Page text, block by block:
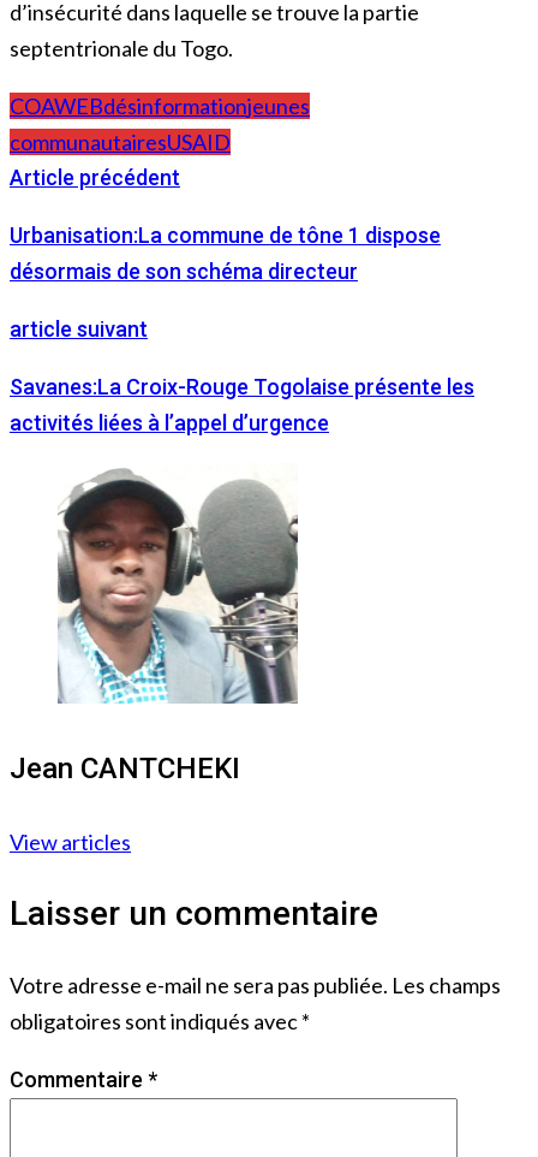
d’insécurité dans laquelle se trouve la partie
septentrionale du Togo.
COAWEBdésinformationjeunes
communautairesUSAID
Article précédent
Urbanisation:La commune de tône 1 dispose
désormais de son schéma directeur
article suivant
Savanes:La Croix-Rouge Togolaise présente les
activités liées à l’appel d’urgence
Jean CANTCHEKI
View articles
Laisser un commentaire
Votre adresse e-mail ne sera pas publiée. Les champs
obligatoires sont indiqués avec*
Commentaire *